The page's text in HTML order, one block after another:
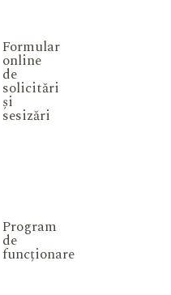
Formular
online
de
solicitări
și
sesizări
Program
de
funcționare